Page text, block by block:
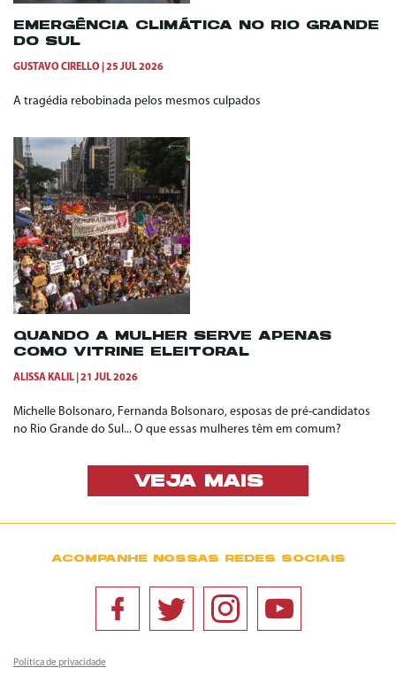
EMERGÊNCIA CLIMÁTICA NO RIO GRANDE
DO SUL
GUSTAVO CIRELLO 25 JUL 2026
A tragédia rebobinada pelos mesmos culpados
QUANDO A MULHER SERVE APENAS
COMO VITRINE ELEITORAL
ALISSA KALIL 21 JUL 2026
Michelle Bolsonaro, Fernanda Bolsonaro, esposas de pré-candidatos
no Rio Grande do Sul... O que essas mulheres têm em comum?
VEJA MAIS
ACOMPANHE NOSSAS REDES SOCIAIS
Política de privacidade